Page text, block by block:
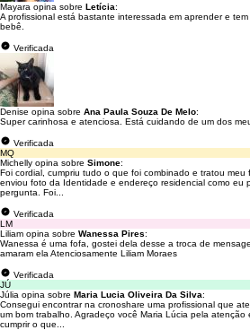
Mayara opina sobre Letícia:
A profissional está bastante interessada em aprender e
bebê.
Verificada
Denise opina sobre Ana Paula Souza De Melo:
Super carinhosa e atenciosa. Está cuidando de um dos
Verificada
MQ
Michelly opina sobre Simone:
Foi cordial, cumpriu tudo o que foi combinado e tratou meu
enviou foto da Identidade e endereço residencial como eu
pergunta. Foi...
Verificada
LM
Liliam opina sobre Wanessa Pires:
Wanessa é uma fofa, gostei dela desse a troca de
amaram ela Atenciosamente Liliam Moraes
Verificada
JÚ
Júlia opina sobre Maria Lucia Oliveira Da Silva:
Consegui encontrar na cronoshare uma profissional que
um bom trabalho. Agradeço você Maria Lúcia pela
cumprir o que...